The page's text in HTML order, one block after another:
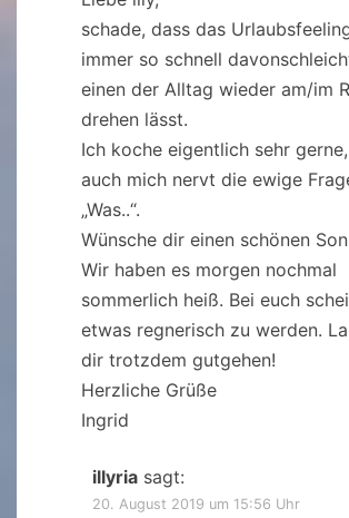
schade, dass das
immer so schnell
einen der Alltag wieder am/im
drehen lässt.
Ich koche eigentlich sehr
auch mich nervt die ewige
„Was..“.
Wünsche dir einen schönen
Wir haben es morgen nochmal
sommerlich heiß. Bei euch
etwas regnerisch zu werden.
dir trotzdem gutgehen!
Herzliche Grüße
Ingrid
illyria sagt:
20. August 2019 um 15:56 Uhr